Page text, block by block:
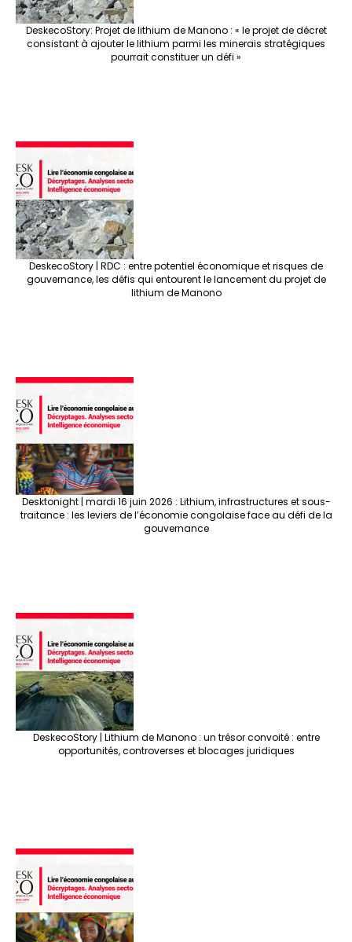
DeskecoStory: Projet de lithium de Manono : « le projet de décret
consistant à ajouter le lithium parmi les minerais stratégiques
pourrait constituer un défi »
DeskecoStory | RDC : entre potentiel économique et risques de
gouvernance, les défis qui entourent le lancement du projet de
lithium de Manono
Desktonight | mardi 16 juin 2026 : Lithium, infrastructures et sous-
traitance : les leviers de l’économie congolaise face au défi de la
gouvernance
DeskecoStory | Lithium de Manono : un trésor convoité : entre
opportunités, controverses et blocages juridiques